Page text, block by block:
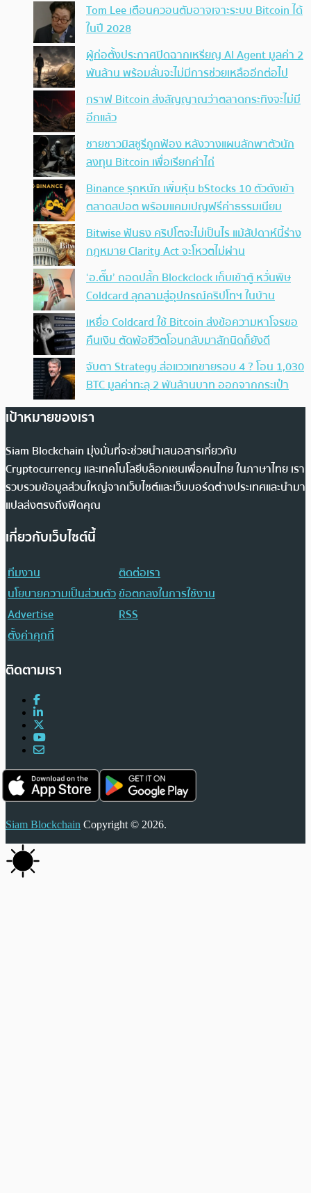
Tom Lee เตือนควอนตัมอาจเจาะระบบ Bitcoin ได้
ในปี 2028
ผู้ก่อตั้งประกาศปิดฉากเหรียญ AI Agent มูลค่า 2
พันล้าน พร้อมลั่นจะไม่มีการช่วยเหลืออีกต่อไป
กราฟ Bitcoin ส่งสัญญาณว่าตลาดกระทิงจะไม่มี
อีกแล้ว
ชายชาวมิสซูรีถูกฟ้อง หลังวางแผนลักพาตัวนัก
ลงทุน Bitcoin เพื่อเรียกค่าไถ่
Binance รุกหนัก เพิ่มหุ้น bStocks 10 ตัวดังเข้า
ตลาดสปอต พร้อมแคมเปญฟรีค่าธรรมเนียม
Bitwise ฟันธง คริปโตจะไม่เป็นไร แม้สัปดาห์นี้ร่าง
กฎหมาย Clarity Act จะโหวตไม่ผ่าน
‘อ.ตั๊ม’ ถอดปลั้ก Blockclock เก็บเข้าตู้ หวั่นพิษ
Coldcard ลุกลามสู่อุปกรณ์คริปโทฯ ในบ้าน
เหยื่อ Coldcard ใช้ Bitcoin ส่งข้อความหาโจรขอ
คืนเงิน ตัดพ้อชีวิตโอนกลับมาสักนิดก็ยังดี
จับตา Strategy ส่อแววเทขายรอบ 4 ? โอน 1,030
BTC มูลค่าทะลุ 2 พันล้านบาท ออกจากกระเป๋า
เป้าหมายของเรา
Siam Blockchain มุ่งมั่นที่จะช่วยนำเสนอสารเกี่ยวกับ
Cryptocurrency และเทคโนโลยีบล็อกเชนเพื่อคนไทย ในภาษาไทย เรา
รวบรวมข้อมูลส่วนใหญ่จากเว็บไซต์และเว็บบอร์ดต่างประเทศและนำมา
แปลส่งตรงถึงฟีดคุณ
เกี่ยวกับเว็บไซต์นี้
ทีมงาน
ติดต่อเรา
นโยบายความเป็นส่วนตัวข้อตกลงในการใช้งาน
Advertise
RSS
ตั้งค่าคุกกี้
ติดตามเรา
Siam Blockchain Copyright © 2026.